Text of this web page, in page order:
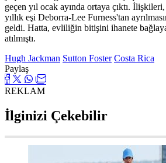
geçen yıl ocak ayında ortaya çıktı.
yıllık eşi Deborra-Lee Furness'tan
geldi. Hatta, evliliğin bitişini ihanete
atılmıştı.
Hugh Jackman Sutton Foster Costa Rica
Paylaş
REKLAM
İlginizi Çekebilir